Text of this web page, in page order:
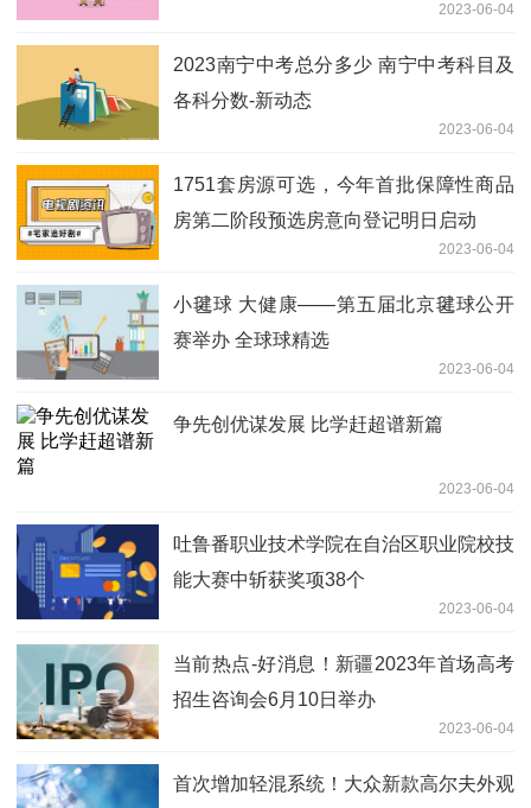
2023-06-04
2023南宁中考总分多少 南宁中考科目及
各科分数-新动态
2023-06-04
1751套房源可选，今年首批保障性商品
房第二阶段预选房意向登记明日启动
2023-06-04
小毽球 大健康——第五届北京毽球公开
赛举办 全球球精选
2023-06-04
争先创优谋发展 比学赶超谱新篇
2023-06-04
吐鲁番职业技术学院在自治区职业院校技
能大赛中斩获奖项38个
2023-06-04
当前热点-好消息！新疆2023年首场高考
招生咨询会6月10日举办
2023-06-04
首次增加轻混系统！大众新款高尔夫外观